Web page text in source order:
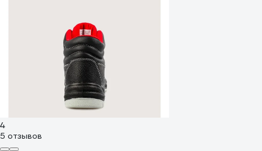
4
5 отзывов